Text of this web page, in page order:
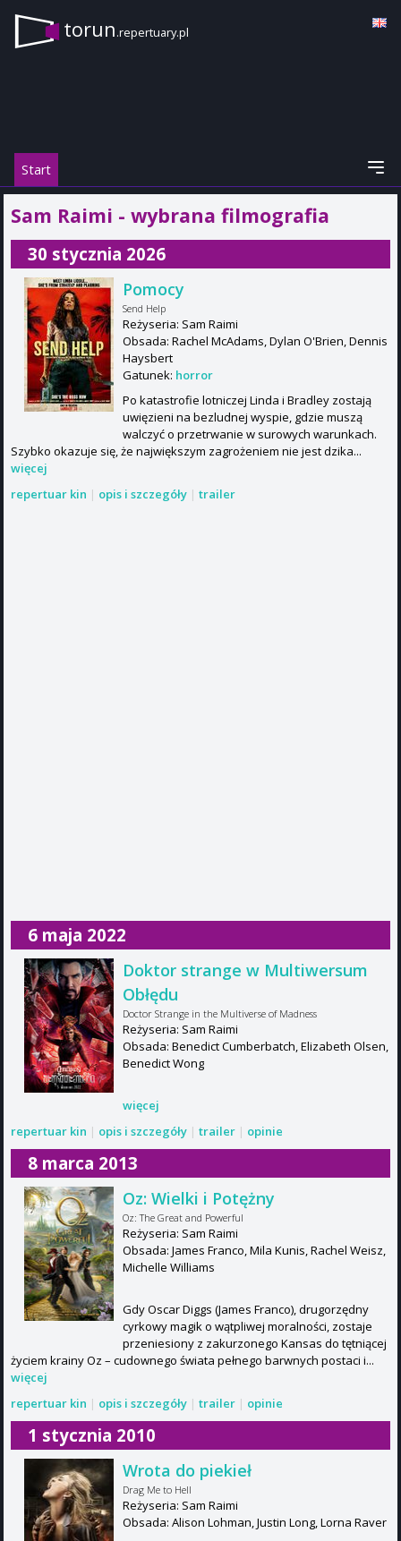
torun.repertuary.pl
Start
Sam Raimi - wybrana filmografia
30 stycznia 2026
Pomocy
Send Help
Reżyseria: Sam Raimi
Obsada: Rachel McAdams, Dylan O'Brien, Dennis
Haysbert
Gatunek: horror
Po katastrofie lotniczej Linda i Bradley zostają
uwięzieni na bezludnej wyspie, gdzie muszą
walczyć o przetrwanie w surowych warunkach.
Szybko okazuje się, że największym zagrożeniem nie jest dzika...
więcej
repertuar kin | opis i szczegóły | trailer
6 maja 2022
Doktor strange w Multiwersum
Obłędu
Doctor Strange in the Multiverse of Madness
Reżyseria: Sam Raimi
Obsada: Benedict Cumberbatch, Elizabeth Olsen,
Benedict Wong
więcej
repertuar kin | opis i szczegóły | trailer | opinie
8 marca 2013
Oz: Wielki i Potężny
Oz: The Great and Powerful
Reżyseria: Sam Raimi
Obsada: James Franco, Mila Kunis, Rachel Weisz,
Michelle Williams
Gdy Oscar Diggs (James Franco), drugorzędny
cyrkowy magik o wątpliwej moralności, zostaje
przeniesiony z zakurzonego Kansas do tętniącej
życiem krainy Oz – cudownego świata pełnego barwnych postaci i...
więcej
repertuar kin | opis i szczegóły | trailer | opinie
1 stycznia 2010
Wrota do piekieł
Drag Me to Hell
Reżyseria: Sam Raimi
Obsada: Alison Lohman, Justin Long, Lorna Raver